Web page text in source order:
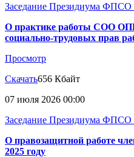
Заседание Президиума ФПСО
О практике работы СОО
социально-трудовых прав
Просмотр
Скачать656 Кбайт
07 июля 2026 00:00
Заседание Президиума ФПСО
О правозащитной работе
2025 году